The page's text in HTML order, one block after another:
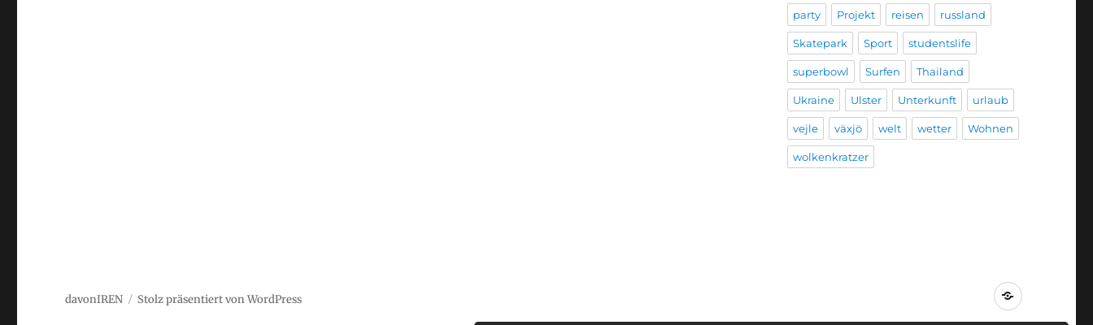
party Projekt reisen russland
Skatepark Sport studentslife
superbowl Surfen Thailand
Ukraine Ulster Unterkunft urlaub
vejle växjö welt wetter Wohnen
wolkenkratzer
Impressum
davonIREN Stolz präsentiert von WordPress